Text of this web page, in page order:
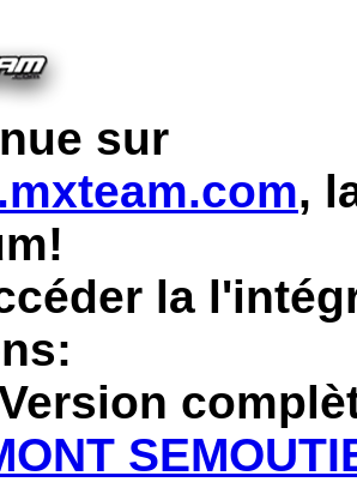
sur
,
la